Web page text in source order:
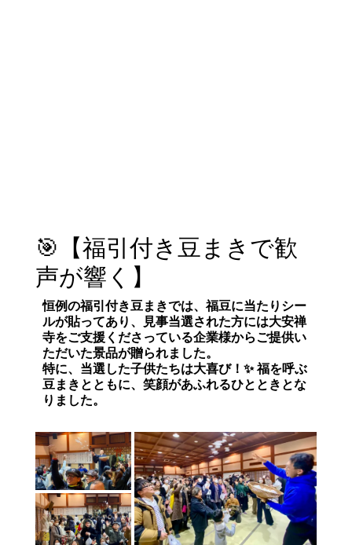
🎯【福引付き豆まきで歓
声が響く】
恒例の福引付き豆まきでは、福豆に当たりシー
ルが貼ってあり、見事当選された方には大安禅
寺をご支援くださっている企業様からご提供い
ただいた景品が贈られました。
特に、当選した子供たちは大喜び！✨ 福を呼ぶ
豆まきとともに、笑顔があふれるひとときとな
りました。